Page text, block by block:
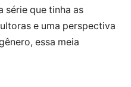
série que tinha as
e uma perspectiva
essa meia